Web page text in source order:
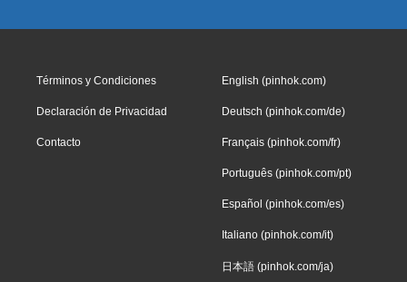
Términos y Condiciones
Declaración de Privacidad
Contacto
English (pinhok.com)
Deutsch (pinhok.com/de)
Français (pinhok.com/fr)
Português (pinhok.com/pt)
Español (pinhok.com/es)
Italiano (pinhok.com/it)
日本語 (pinhok.com/ja)